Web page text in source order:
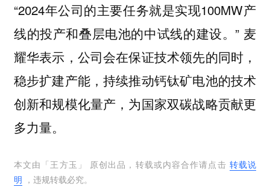
“2024年公司的主要任务就是实现100MW产
线的投产和叠层电池的中试线的建设。” 麦
耀华表示，公司会在保证技术领先的同时，
稳步扩建产能，持续推动钙钛矿电池的技术
创新和规模化量产，为国家双碳战略贡献更
多力量。
本文由「 王方玉 」 原创出品，转载或内容合作请点击 转载说
明 ，违规转载必究。